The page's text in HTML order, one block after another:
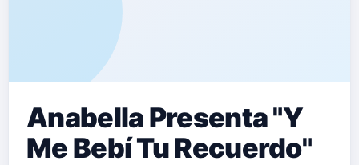
Anabella Presenta "Y
Me Bebí Tu Recuerdo"